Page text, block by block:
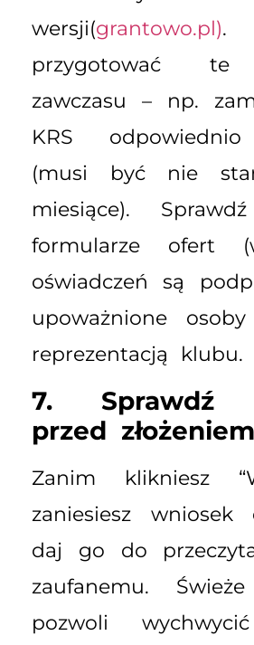
wersji(grantowo.pl).
przygotować te
zawczasu – np.
KRS
(musi być nie
miesiące).
formularze ofert
oświadczeń są
upoważnione
reprezentacją klubu.
7. Sprawdź
przed złożeniem
Zanim klikniesz
zaniesiesz
daj go do
zaufanemu.
pozwoli